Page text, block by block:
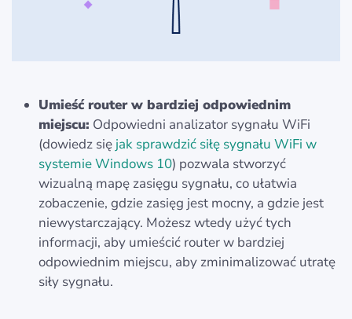
Umieść router w bardziej odpowiednim
miejscu: Odpowiedni analizator sygnału WiFi
(dowiedz się jak sprawdzić siłę sygnału WiFi w
systemie Windows 10) pozwala stworzyć
wizualną mapę zasięgu sygnału, co ułatwia
zobaczenie, gdzie zasięg jest mocny, a gdzie jest
niewystarczający. Możesz wtedy użyć tych
informacji, aby umieścić router w bardziej
odpowiednim miejscu, aby zminimalizować utratę
siły sygnału.